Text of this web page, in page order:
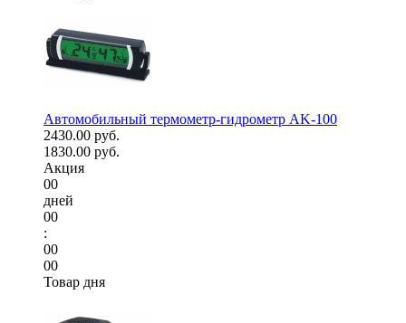
Автомобильный термометр-гидрометр AK-100
2430.00 руб.
1830.00 руб.
Акция
00
дней
00
:
00
00
Товар дня